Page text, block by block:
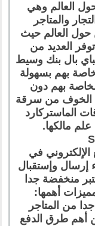
العالم وهي
والمتاجر
حول العالم حيث
توفر العديد من
بال بنك وسيط
بهم بسهولة
بهم دون
الخوف من سرقة
الماستركارد
مالكها.
في
إرسال وإستقبال
منخفضة جدا
أهمها:
من المتاجر
أهم طرق الدفع